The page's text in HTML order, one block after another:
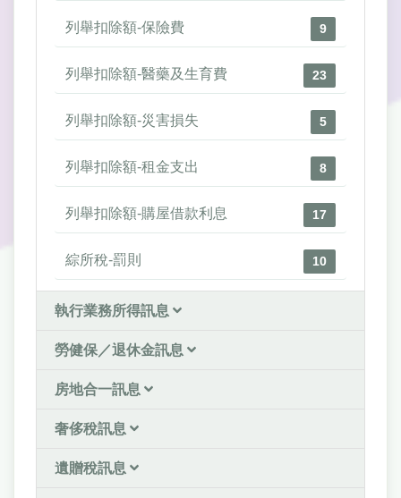
列舉扣除額-保險費 9
列舉扣除額-醫藥及生育費 23
列舉扣除額-災害損失 5
列舉扣除額-租金支出 8
列舉扣除額-購屋借款利息 17
綜所稅-罰則 10
執行業務所得訊息
勞健保／退休金訊息
房地合一訊息
奢侈稅訊息
遺贈稅訊息